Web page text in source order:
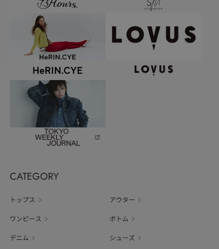
CATEGORY
トップス アウター
ワンピース ボトム
デニム シューズ